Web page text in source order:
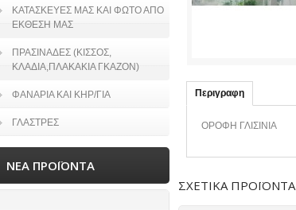
ΚΑΤΑΣΚΕΥΕΣ ΜΑΣ ΚΑΙ ΦΩΤΟ ΑΠΟ
ΕΚΘΕΣΗ ΜΑΣ
ΠΡΑΣΙΝΑΔΕΣ (ΚΙΣΣΟΣ,
ΚΛΑΔΙΑ,ΠΛΑΚΑΚΙΑ ΓΚΑΖΟΝ)
ΦΑΝΑΡΙΑ ΚΑΙ ΚΗΡ/ΓΙΑ
ΓΛΑΣΤΡΕΣ
ΝΕΑ ΠΡΟΪΟΝΤΑ
Περιγραφη
ΟΡΟΦΗ ΓΛΙΣΙΝΙΑ
ΣΧΕΤΙΚΑ ΠΡΟΪΟΝΤΑ